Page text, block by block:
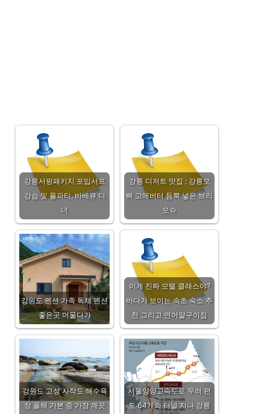
강릉서핑패키지 포입서프
강습 및 풀파티, 바베큐 디
너
강릉 디저트 맛집 : 강릉오
빠 고메버터 듬뿍 넣은 브리
오슈
강원도 펜션 가족 독채 펜션
좋은곳 머물다가
이게 진짜 모텔 클래스야?
바다가 보이는 속초 숙소 추
천 그리고 연어알구이집
강원도 고성 자작도 해수욕
장 올해 가본 중 가장 깨끗
서울양양고속도로 무려 편
도 64개의 터널 지나 강릉